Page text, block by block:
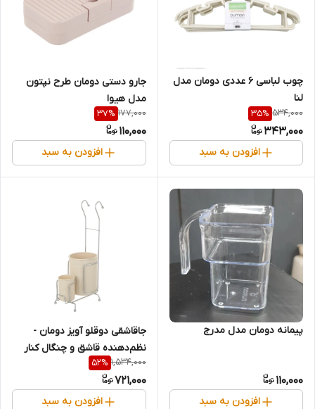
چوب لباسی ۶ عددی دومان مدل
لنا
534,000
35%
343,000
افزودن به سبد
جارو دستی دومان طرح نپتون
مدل هیوا
177,000
37%
110,000
افزودن به سبد
پیمانه دومان مدل مدرج
110,000
افزودن به سبد
جاقاشقی دوقلو آویز دومان -
نظم‌دهنده قاشق و چنگال کنار
سینک
1,534,000
52%
721,000
افزودن به سبد